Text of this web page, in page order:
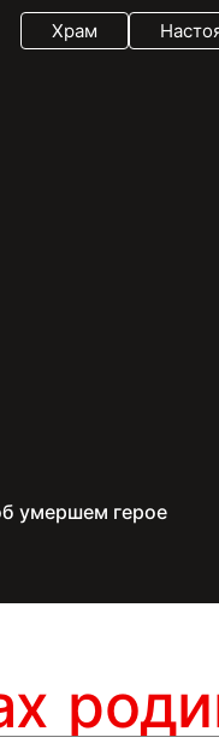
Храм
умершем герое